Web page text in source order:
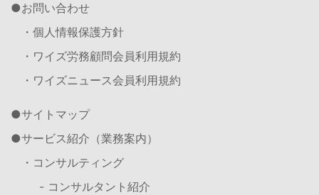
お問い合わせ
・個人情報保護方針
・ワイズ労務顧問会員利用規約
・ワイズニュース会員利用規約
サイトマップ
サービス紹介（業務案内）
・コンサルティング
- コンサルタント紹介